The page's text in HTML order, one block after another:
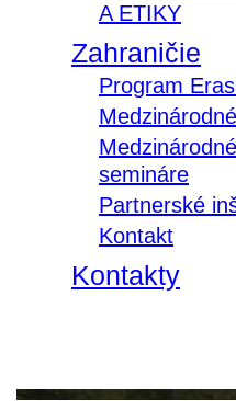
A ETIKY
Zahraničie
Program
semináre
Partnerské
Kontakt
Kontakty